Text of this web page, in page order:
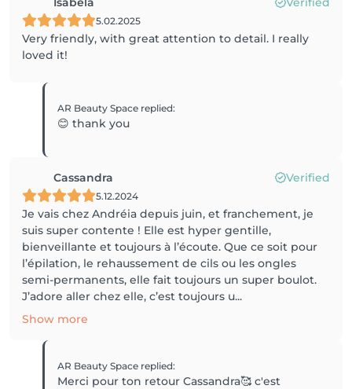
5.02.2025
Very friendly, with great attention to detail. I really
loved it!
AR Beauty Space replied:
😊 thank you
Cassandra Verified
5.12.2024
Je vais chez Andréia depuis juin, et franchement, je
suis super contente ! Elle est hyper gentille,
bienveillante et toujours à l’écoute. Que ce soit pour
l’épilation, le rehaussement de cils ou les ongles
semi-permanents, elle fait toujours un super boulot.
J’adore aller chez elle, c’est toujours u...
Show more
AR Beauty Space replied:
Merci pour ton retour Cassandra🥰 c'est